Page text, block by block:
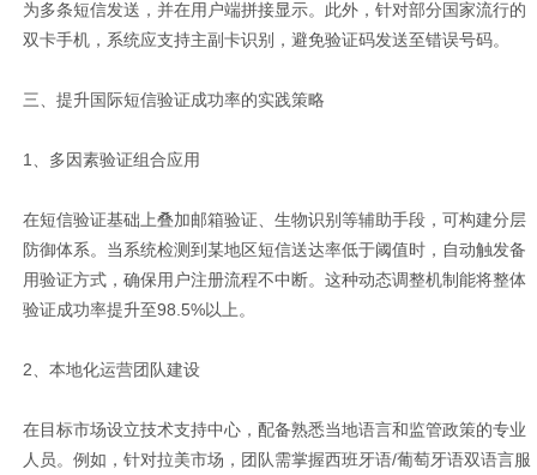
为多条短信发送，并在用户端拼接显示。此外，针对部分国家流行的
双卡手机，系统应支持主副卡识别，避免验证码发送至错误号码。
三、提升国际短信验证成功率的实践策略
1、多因素验证组合应用
在短信验证基础上叠加邮箱验证、生物识别等辅助手段，可构建分层
防御体系。当系统检测到某地区短信送达率低于阈值时，自动触发备
用验证方式，确保用户注册流程不中断。这种动态调整机制能将整体
验证成功率提升至98.5%以上。
2、本地化运营团队建设
在目标市场设立技术支持中心，配备熟悉当地语言和监管政策的专业
人员。例如，针对拉美市场，团队需掌握西班牙语/葡萄牙语双语言服